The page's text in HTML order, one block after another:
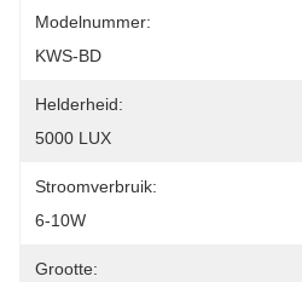
Modelnummer:
KWS-BD
Helderheid:
5000 LUX
Stroomverbruik:
6-10W
Grootte: